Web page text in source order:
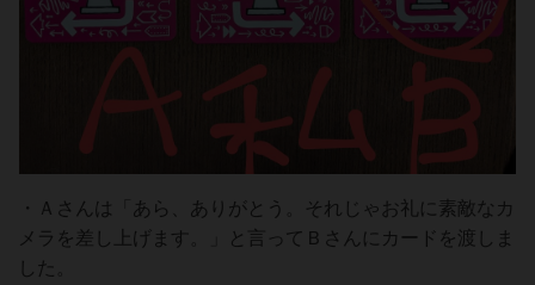
・Ａさんは「あら、ありがとう。それじゃお礼に素敵なカ
メラを差し上げます。」と言ってＢさんにカードを渡しま
した。